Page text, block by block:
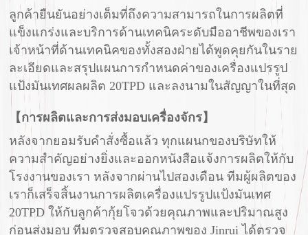
ลูกค้ายืนยันอย่างเต็มที่ถึงความสามารถในการผลิตที่
แข็งแกร่งและบริการด้านเทคนิคระดับมืออาชีพของเรา
เจ้าหน้าที่ด้านเทคนิคของทั้งสองฝ่ายได้พูดคุยกันในราย
ละเอียดและสรุปแผนการกำหนดค่าของเครื่องแปรรูป
แป้งมันเทศผลผลิต 20TPD และลงนามในสัญญาในที่สุด
【การผลิตและการส่งมอบเครื่องจักร】
หลังจากยอมรับคำสั่งซื้อแล้ว ทุกแผนกของบริษัทให้
ความสำคัญอย่างยิ่งและออกหนังสือแจ้งการผลิตให้กับ
โรงงานของเรา หลังจากผ่านไปสองเดือน ทีมผู้ผลิตของ
เราก็เสร็จสิ้นงานการผลิตเครื่องแปรรูปแป้งมันเทศ
20TPD ให้กับลูกค้ากุ้ยโจวด้วยคุณภาพและปริมาณสูง
ก่อนส่งมอบ ทีมตรวจสอบคุณภาพของ Jinrui ได้ตรวจ